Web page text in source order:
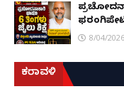
8/04/
ಕರಾವಳಿ